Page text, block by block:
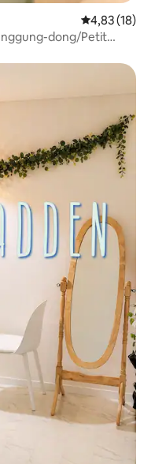
Note
4,83 (18)
dong/Petit